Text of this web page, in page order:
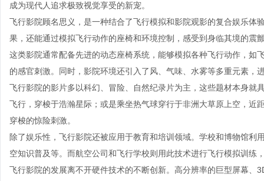
成为现代人追求极致视觉享受的新宠。
飞行影院顾名思义，是一种结合了飞行模拟和影院观影的复合娱乐体
果，还能通过模拟飞行动作的座椅和环境控制，感受到身临其境的震
这类影院通常配备先进的动态座椅系统，能够模拟各种飞行动作，如
的感官刺激。同时，影院环境还引入了风、气味、水雾等多重元素，
飞行影院的影片多以科幻、冒险、自然纪录片为主，这些题材本身就
飞行，穿梭于浩瀚星际；或是乘坐热气球穿行于非洲大草原上空，近
穿梭的惊险刺激。
除了娱乐性，飞行影院还被应用于教育和培训领域。学校和博物馆
空知识普及等。而航空公司和飞行学校则用此技术进行飞行模拟训练
飞行影院的发展离不开硬件技术的不断创新。高分辨率的巨型屏幕